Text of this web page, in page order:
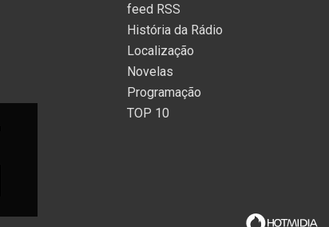
feed RSS
História da Rádio
Localização
Novelas
Programação
TOP 10